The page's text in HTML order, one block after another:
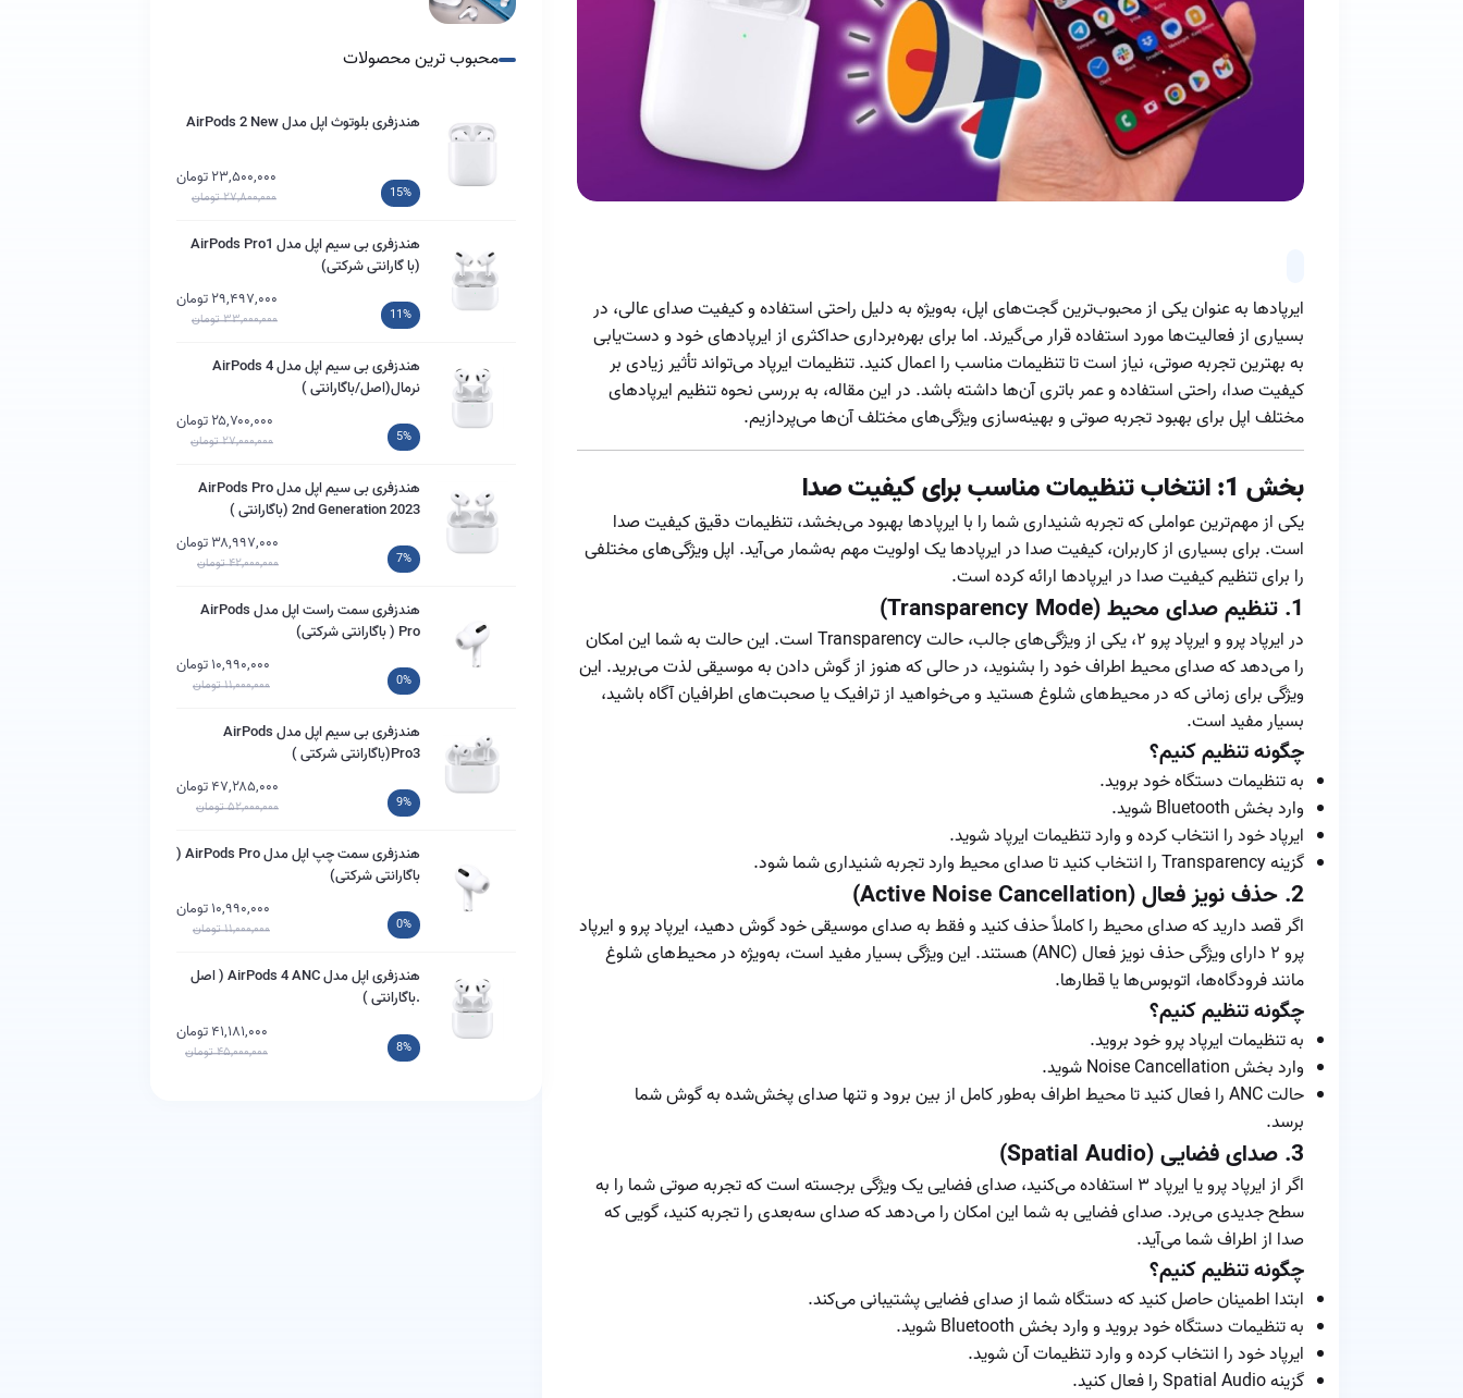
ایرپاد
افزایش بازدهی شارژ
کیس ایرپاد
افزایش عمر باتری
ایرپاد
انواع ایرپاد پرو
ایرپاد یا ایرپاد پرو
ایرپادز پرو ۲
بهینه‌سازی صدای
تأثیر نسخه بلوتوث
دستگاه‌ها بر عملکرد
ایرپاد؛ واقعیت یا
افسانه؟
تأخیر صوتی ایرپاد
تحلیل عملکرد
میکروفون ایرپاد در
تماس‌های صوتی
پرنویز
تشخیص اصل بودن
ایرپاد و ایرپادپرو
مختلف
چراغ LED جعبه
چگونه ایرپاد خود را
برای بهترین تجربه
صوتی تنظیم کنیم؟
کنیم؟
چیپ‌ست داخلی
خرابی ایرپاد
ایرپاد پرو
راهنمای حل
مشکلات رایج ایرپاد:
ایرپادها به عنوان یکی از محبوب‌ترین گجت‌های اپل، به‌ویژه به دلیل راحتی استفاده و کیفیت صدای عالی، در
بسیاری از فعالیت‌ها مورد استفاده قرار می‌گیرند. اما برای بهره‌برداری حداکثری از ایرپادهای خود و دست‌یابی
به بهترین تجربه صوتی، نیاز است تا تنظیمات مناسب را اعمال کنید. تنظیمات ایرپاد می‌تواند تأثیر زیادی بر
کیفیت صدا، راحتی استفاده و عمر باتری آن‌ها داشته باشد. در این مقاله، به بررسی نحوه تنظیم ایرپادهای
مختلف اپل برای بهبود تجربه صوتی و بهینه‌سازی ویژگی‌های مختلف آن‌ها می‌پردازیم.
بخش 1: انتخاب تنظیمات مناسب برای کیفیت صدا
یکی از مهم‌ترین عواملی که تجربه شنیداری شما را با ایرپادها بهبود می‌بخشد، تنظیمات دقیق کیفیت صدا
است. برای بسیاری از کاربران، کیفیت صدا در ایرپادها یک اولویت مهم به‌شمار می‌آید. اپل ویژگی‌های مختلفی
را برای تنظیم کیفیت صدا در ایرپادها ارائه کرده است.
1. تنظیم صدای محیط (Transparency Mode)
در ایرپاد پرو و ایرپاد پرو ۲، یکی از ویژگی‌های جالب، حالت Transparency است. این حالت به شما این امکان
را می‌دهد که صدای محیط اطراف خود را بشنوید، در حالی که هنوز از گوش دادن به موسیقی لذت می‌برید. این
ویژگی برای زمانی که در محیط‌های شلوغ هستید و می‌خواهید از ترافیک یا صحبت‌های اطرافیان آگاه باشید،
بسیار مفید است.
چگونه تنظیم کنیم؟
به تنظیمات دستگاه خود بروید.
وارد بخش Bluetooth شوید.
ایرپاد خود را انتخاب کرده و وارد تنظیمات ایرپاد شوید.
گزینه Transparency را انتخاب کنید تا صدای محیط وارد تجربه شنیداری شما شود.
2. حذف نویز فعال (Active Noise Cancellation)
اگر قصد دارید که صدای محیط را کاملاً حذف کنید و فقط به صدای موسیقی خود گوش دهید، ایرپاد پرو و ایرپاد
پرو ۲ دارای ویژگی حذف نویز فعال (ANC) هستند. این ویژگی بسیار مفید است، به‌ویژه در محیط‌های شلوغ
مانند فرودگاه‌ها، اتوبوس‌ها یا قطارها.
چگونه تنظیم کنیم؟
به تنظیمات ایرپاد پرو خود بروید.
وارد بخش Noise Cancellation شوید.
حالت ANC را فعال کنید تا محیط اطراف به‌طور کامل از بین برود و تنها صدای پخش‌شده به گوش شما
برسد.
3. صدای فضایی (Spatial Audio)
اگر از ایرپاد پرو یا ایرپاد ۳ استفاده می‌کنید، صدای فضایی یک ویژگی برجسته است که تجربه صوتی شما را به
سطح جدیدی می‌برد. صدای فضایی به شما این امکان را می‌دهد که صدای سه‌بعدی را تجربه کنید، گویی که
صدا از اطراف شما می‌آید.
چگونه تنظیم کنیم؟
ابتدا اطمینان حاصل کنید که دستگاه شما از صدای فضایی پشتیبانی می‌کند.
به تنظیمات دستگاه خود بروید و وارد بخش Bluetooth شوید.
ایرپاد خود را انتخاب کرده و وارد تنظیمات آن شوید.
گزینه Spatial Audio را فعال کنید.
محبوب ترین محصولات
هندزفری بلوتوث اپل مدل AirPods 2 New
۲۳,۵۰۰,۰۰۰ تومان
۲۷,۸۰۰,۰۰۰ تومان 15%
هندزفری بی سیم اپل مدل AirPods Pro1
(با گارانتی شرکتی)
۲۹,۴۹۷,۰۰۰ تومان
۳۳,۰۰۰,۰۰۰ تومان 11%
هندزفری بی سیم اپل مدل AirPods 4
نرمال(اصل/باگارانتی )
۲۵,۷۰۰,۰۰۰ تومان
۲۷,۰۰۰,۰۰۰ تومان 5%
هندزفری بی سیم اپل مدل AirPods Pro
2nd Generation 2023 (باگارانتی )
۳۸,۹۹۷,۰۰۰ تومان
۴۲,۰۰۰,۰۰۰ تومان 7%
هندزفری سمت راست اپل مدل AirPods
Pro ( باگارانتی شرکتی)
۱۰,۹۹۰,۰۰۰ تومان
۱۱,۰۰۰,۰۰۰ تومان 0%
هندزفری بی سیم اپل مدل AirPods
Pro3(باگارانتی شرکتی )
۴۷,۲۸۵,۰۰۰ تومان
۵۲,۰۰۰,۰۰۰ تومان 9%
هندزفری سمت چپ اپل مدل AirPods Pro (
باگارانتی شرکتی)
۱۰,۹۹۰,۰۰۰ تومان
۱۱,۰۰۰,۰۰۰ تومان 0%
هندزفری اپل مدل AirPods 4 ANC ( اصل
.باگارانتی )
۴۱,۱۸۱,۰۰۰ تومان
۴۵,۰۰۰,۰۰۰ تومان 8%